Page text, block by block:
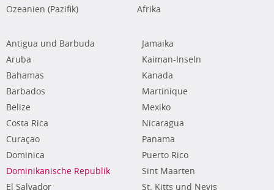
Ozeanien (Pazifik)
Afrika
Antigua und Barbuda
Aruba
Bahamas
Barbados
Belize
Costa Rica
Curaçao
Dominica
Dominikanische Republik
El Salvador
Jamaika
Kaiman-Inseln
Kanada
Martinique
Mexiko
Nicaragua
Panama
Puerto Rico
Sint Maarten
St. Kitts und Nevis